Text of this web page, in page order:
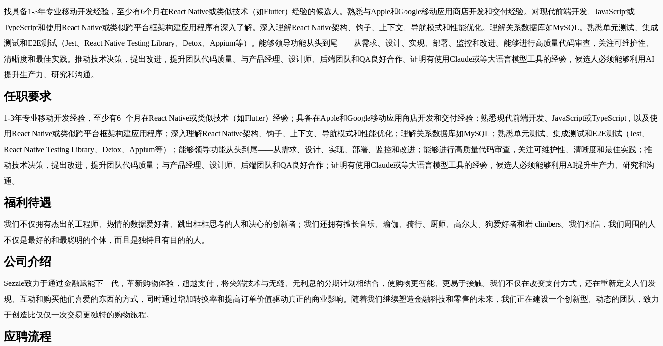
找具备1-3年专业移动开发经验，至少有6个月在React Native或类似技术（如Flutter）经验的候选人。熟悉与Apple和Google移动应用商店开发和交付经验。对现代前端开发、JavaScript或
TypeScript和使用React Native或类似跨平台框架构建应用程序有深入了解。深入理解React Native架构、钩子、上下文、导航模式和性能优化。理解关系数据库如MySQL。熟悉单元测试、集成
测试和E2E测试（Jest、React Native Testing Library、Detox、Appium等）。能够领导功能从头到尾——从需求、设计、实现、部署、监控和改进。能够进行高质量代码审查，关注可维护性、
清晰度和最佳实践。推动技术决策，提出改进，提升团队代码质量。与产品经理、设计师、后端团队和QA良好合作。证明有使用Claude或等大语言模型工具的经验，候选人必须能够利用AI
提升生产力、研究和沟通。
任职要求
1-3年专业移动开发经验，至少有6+个月在React Native或类似技术（如Flutter）经验；具备在Apple和Google移动应用商店开发和交付经验；熟悉现代前端开发、JavaScript或TypeScript，以及使
用React Native或类似跨平台框架构建应用程序；深入理解React Native架构、钩子、上下文、导航模式和性能优化；理解关系数据库如MySQL；熟悉单元测试、集成测试和E2E测试（Jest、
React Native Testing Library、Detox、Appium等）；能够领导功能从头到尾——从需求、设计、实现、部署、监控和改进；能够进行高质量代码审查，关注可维护性、清晰度和最佳实践；推
动技术决策，提出改进，提升团队代码质量；与产品经理、设计师、后端团队和QA良好合作；证明有使用Claude或等大语言模型工具的经验，候选人必须能够利用AI提升生产力、研究和沟
通。
福利待遇
我们不仅拥有杰出的工程师、热情的数据爱好者、跳出框框思考的人和决心的创新者；我们还拥有擅长音乐、瑜伽、骑行、厨师、高尔夫、狗爱好者和岩 climbers。我们相信，我们周围的人
不仅是最好的和最聪明的个体，而且是独特且有目的的人。
公司介绍
Sezzle致力于通过金融赋能下一代，革新购物体验，超越支付，将尖端技术与无缝、无利息的分期计划相结合，使购物更智能、更易于接触。我们不仅在改变支付方式，还在重新定义人们发
现、互动和购买他们喜爱的东西的方式，同时通过增加转换率和提高订单价值驱动真正的商业影响。随着我们继续塑造金融科技和零售的未来，我们正在建设一个创新型、动态的团队，致力
于创造比仅仅一次交易更独特的购物旅程。
应聘流程